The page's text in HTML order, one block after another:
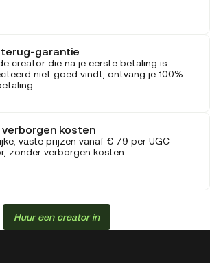
garantie
creator die na je eerste betaling is
niet goed vindt, ontvang je 100%
verborgen kosten
vaste prijzen vanaf € 79 per UGC
zonder verborgen kosten.
Huur een creator in